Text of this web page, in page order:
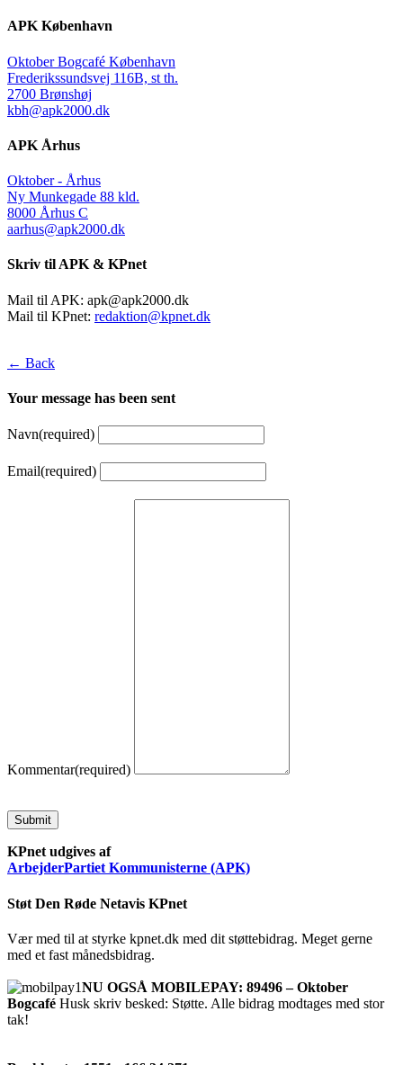
APK København
Oktober Bogcafé København
Frederikssundsvej 116B, st th.
2700 Brønshøj
kbh@apk2000.dk
APK Århus
Oktober - Århus
Ny Munkegade 88 kld.
8000 Århus C
aarhus@apk2000.dk
Skriv til APK & KPnet
Mail til APK: apk@apk2000.dk
Mail til KPnet: redaktion@kpnet.dk
← Back
Your message has been sent
Navn(required)
Email(required)
Kommentar(required)
Submit
KPnet udgives af
ArbejderPartiet Kommunisterne (APK)
Støt Den Røde Netavis KPnet
Vær med til at styrke kpnet.dk med dit støttebidrag. Meget gerne
med et fast månedsbidrag.
NU OGSÅ MOBILEPAY: 89496 – Oktober
Bogcafé Husk skriv besked: Støtte. Alle bidrag modtages med stor
tak!